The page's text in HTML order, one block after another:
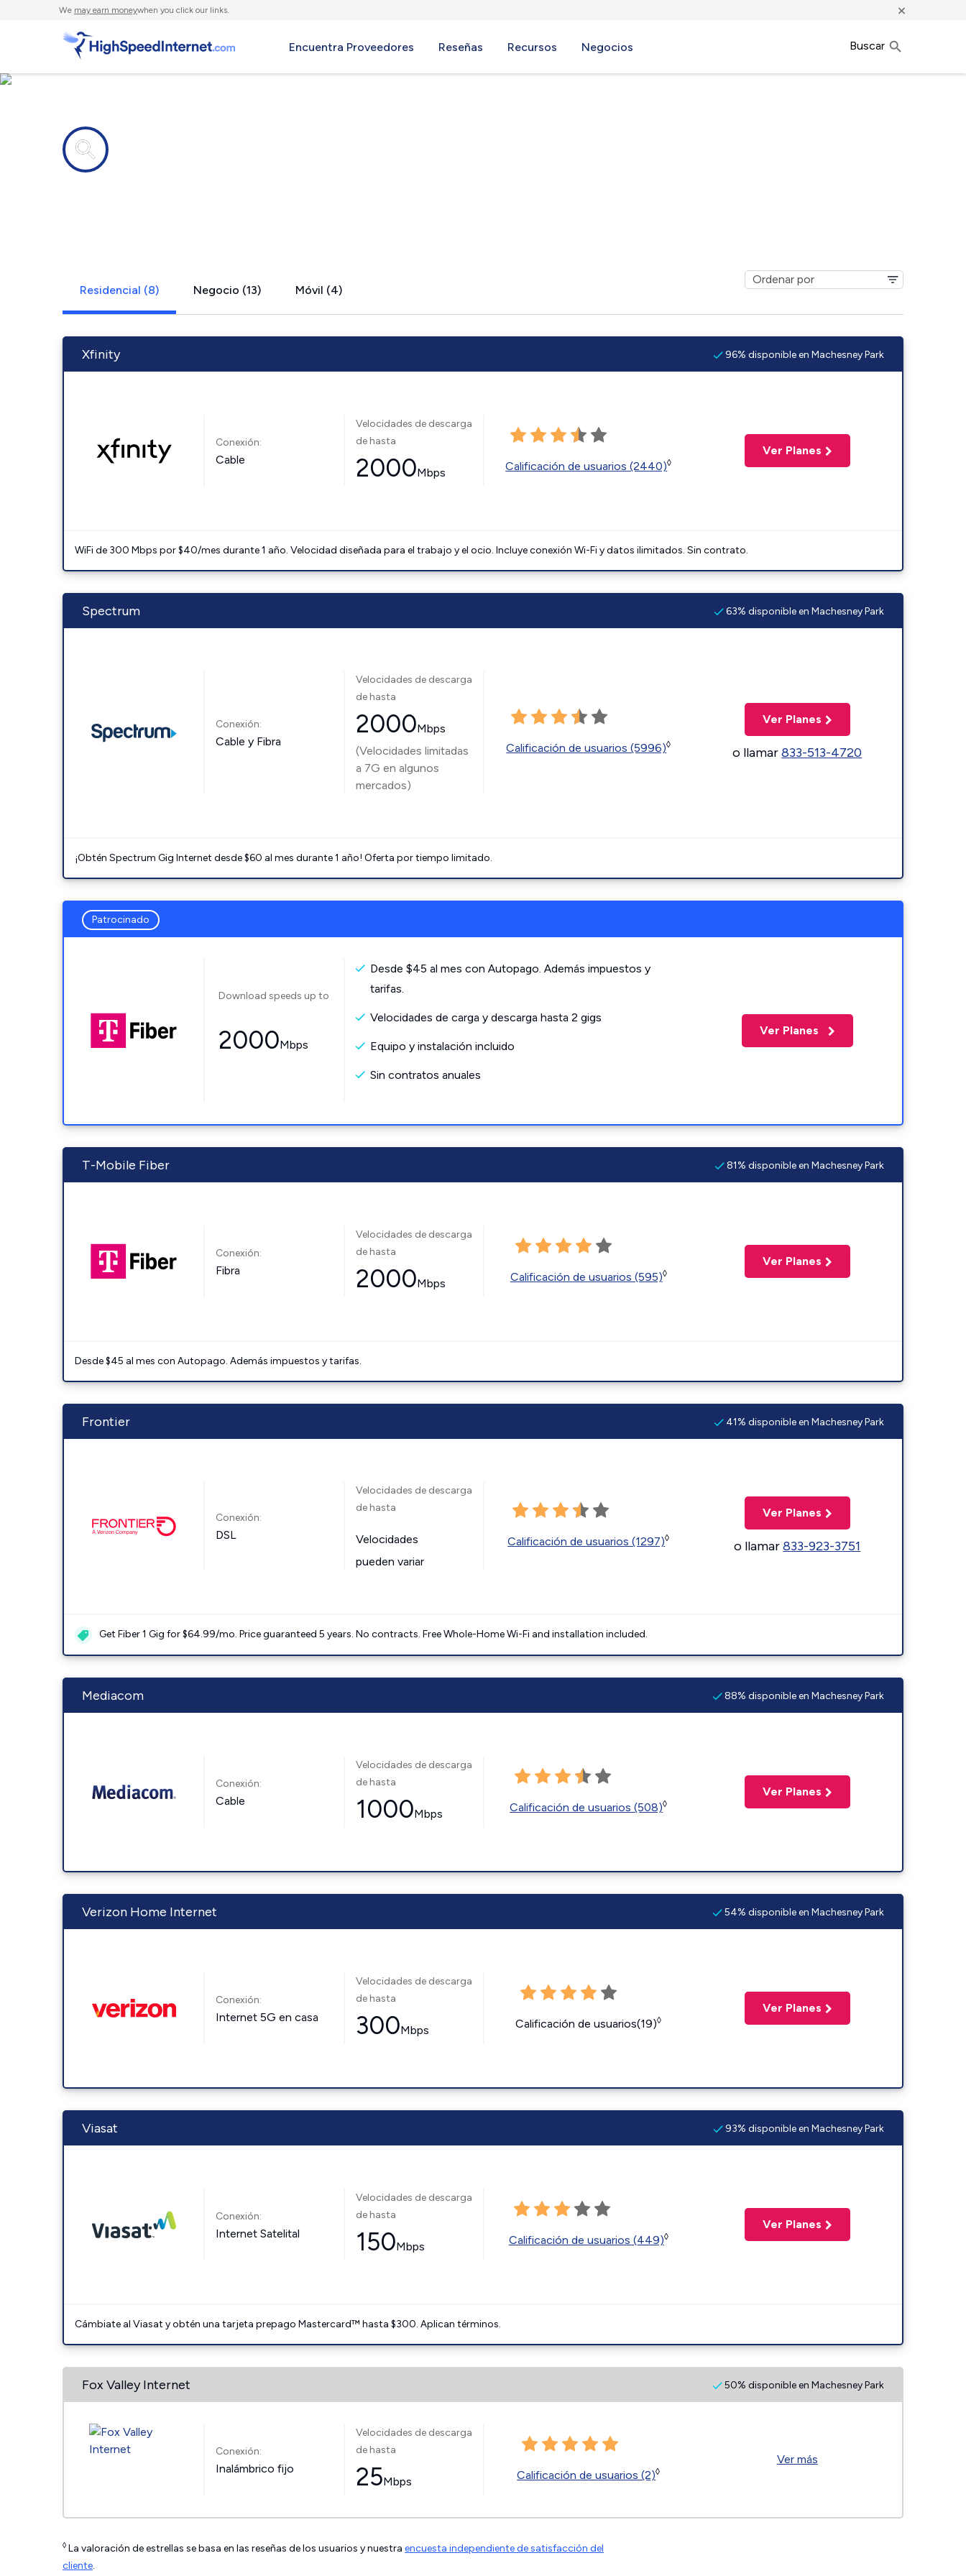
We may earn moneywhen you click our links. ×
Encuentra Proveedores Reseñas Recursos Negocios Buscar
Residencial (8) Negocio (13) Móvil (4)
Xfinity 96% disponible en Machesney Park
Conexión:
Cable
Velocidades de descarga
de hasta
2000Mbps Calificación de usuarios (2440)◊
Ver Planes
WiFi de 300 Mbps por $40/mes durante 1 año. Velocidad diseñada para el trabajo y el ocio. Incluye conexión Wi-Fi y datos ilimitados. Sin contrato.
Spectrum 63% disponible en Machesney Park
Conexión:
Cable y Fibra
Velocidades de descarga
de hasta
2000Mbps
(Velocidades limitadas
a 7G en algunos
mercados)
Calificación de usuarios (5996)◊
Ver Planes
o llamar833-513-4720
¡Obtén Spectrum Gig Internet desde $60 al mes durante 1 año! Oferta por tiempo limitado.
Patrocinado
Download speeds up to
2000Mbps
Desde $45 al mes con Autopago. Además impuestos y
tarifas.
Velocidades de carga y descarga hasta 2 gigs
Equipo y instalación incluido
Sin contratos anuales
Ver Planes
T-Mobile Fiber 81% disponible en Machesney Park
Conexión:
Fibra
Velocidades de descarga
de hasta
2000Mbps Calificación de usuarios (595)◊
Ver Planes
Desde $45 al mes con Autopago. Además impuestos y tarifas.
Frontier 41% disponible en Machesney Park
Conexión:
DSL
Velocidades de descarga
de hasta
Velocidades
pueden variar
Calificación de usuarios (1297)◊
Ver Planes
o llamar833-923-3751
Get Fiber 1 Gig for $64.99/mo. Price guaranteed 5 years. No contracts. Free Whole-Home Wi-Fi and installation included.
Mediacom 88% disponible en Machesney Park
Conexión:
Cable
Velocidades de descarga
de hasta
1000Mbps Calificación de usuarios (508)◊
Ver Planes
Verizon Home Internet 54% disponible en Machesney Park
Conexión:
Internet 5G en casa
Velocidades de descarga
de hasta
300Mbps Calificación de usuarios(19)◊
Ver Planes
Viasat 93% disponible en Machesney Park
Conexión:
Internet Satelital
Velocidades de descarga
de hasta
150Mbps Calificación de usuarios (449)◊
Ver Planes
Cámbiate al Viasat y obtén una tarjeta prepago Mastercard™ hasta $300. Aplican términos.
Fox Valley Internet 50% disponible en Machesney Park
Conexión:
Inalámbrico fijo
Velocidades de descarga
de hasta
25Mbps Calificación de usuarios (2)◊
Ver más
◊ La valoración de estrellas se basa en las reseñas de los usuarios y nuestra encuesta independiente de satisfacción del
cliente.